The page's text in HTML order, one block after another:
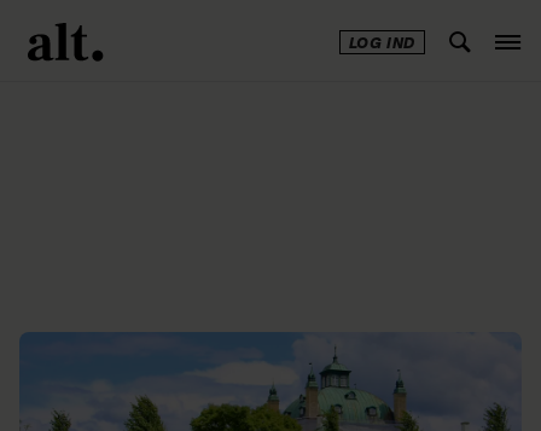
LOG IND